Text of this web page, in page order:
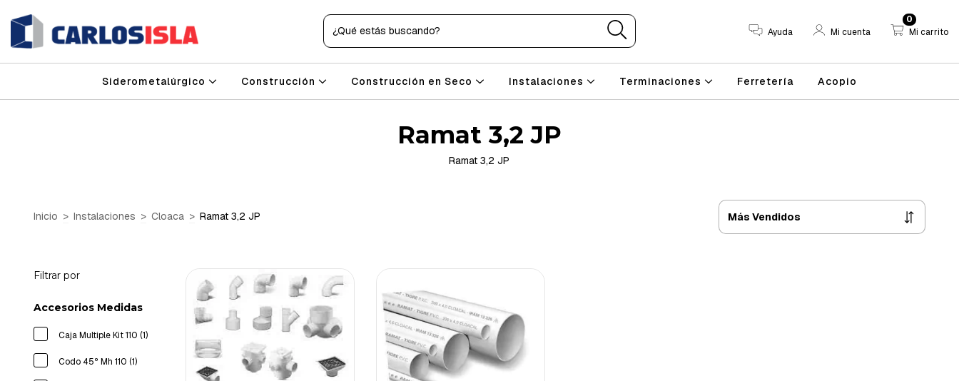
Ayuda Mi cuenta Mi carrito
0
Siderometalúrgico Construcción Construcción en Seco Instalaciones Terminaciones Ferretería Acopio
Ramat 3,2 JP
Ramat 3,2 JP
Inicio > Instalaciones > Cloaca > Ramat 3,2 JP
Filtrar por
Accesorios Medidas
Caja Multiple Kit 110 (1)
Codo 45º Mh 110 (1)